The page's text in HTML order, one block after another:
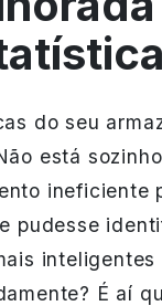
do seu
está
ineficiente
pudesse
inteligentes
É aí